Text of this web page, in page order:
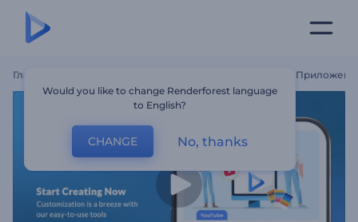
Главная Набор Инновационных Мобильных
Would you like to change Renderforest language
to English?
CHANGE No, thanks